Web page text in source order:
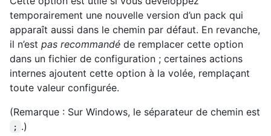
temporairement une nouvelle version d’un pack qui
apparaît aussi dans le chemin par défaut. En revanche,
il n’est pas recommandé de remplacer cette option
dans un fichier de configuration ; certaines actions
internes ajoutent cette option à la volée, remplaçant
toute valeur configurée.
(Remarque : Sur Windows, le séparateur de chemin est
; .)